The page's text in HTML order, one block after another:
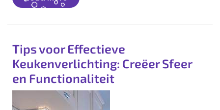
More
Tips voor Effectieve
Keukenverlichting: Creëer Sfeer
en Functionaliteit